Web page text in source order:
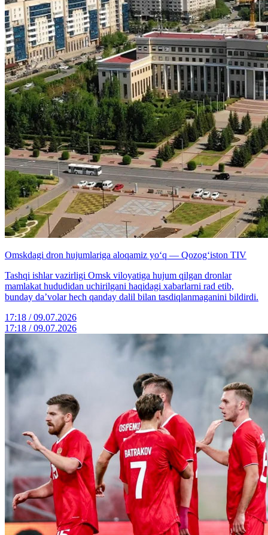
Omskdagi dron hujumlariga aloqamiz yo‘q — Qozog‘iston TIV
Tashqi ishlar vazirligi Omsk viloyatiga hujum qilgan dronlar
mamlakat hududidan uchirilgani haqidagi xabarlarni rad etib,
bunday da’volar hech qanday dalil bilan tasdiqlanmaganini bildirdi.
17:18 / 09.07.2026
17:18 / 09.07.2026